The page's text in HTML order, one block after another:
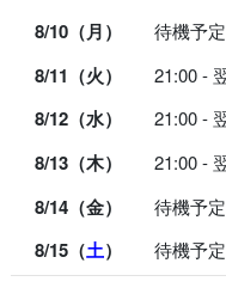
8/10（月） 待機予
8/11（火） 21:00 -
8/12（水） 21:00 -
8/13（木） 21:00 -
8/14（金） 待機予
8/15（土） 待機予